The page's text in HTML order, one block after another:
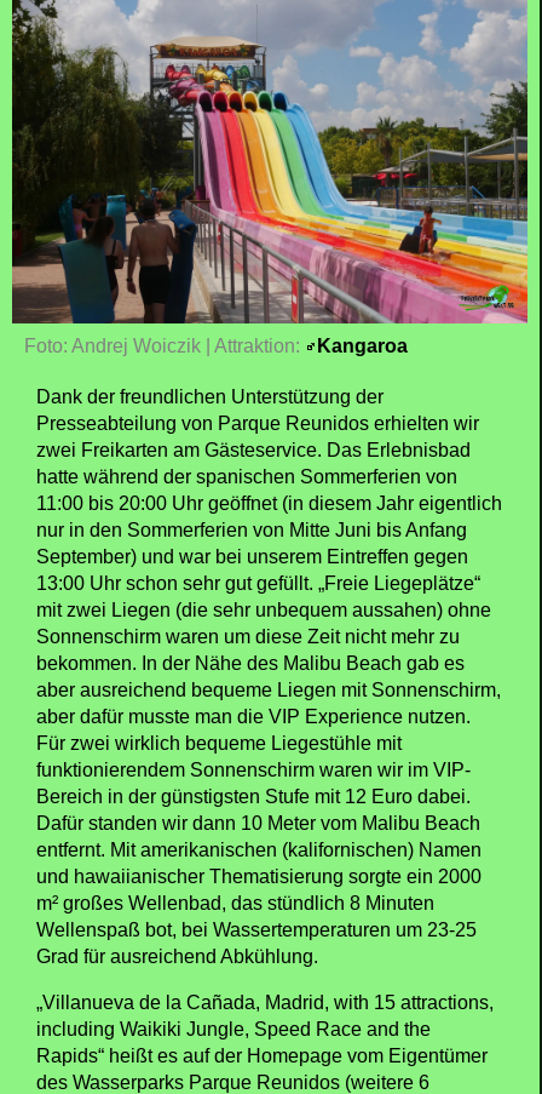
Foto: Andrej Woiczik | Attraktion: Kangaroa
Dank der freundlichen Unterstützung der
Presseabteilung von Parque Reunidos erhielten wir
zwei Freikarten am Gästeservice. Das Erlebnisbad
hatte während der spanischen Sommerferien von
11:00 bis 20:00 Uhr geöffnet (in diesem Jahr eigentlich
nur in den Sommerferien von Mitte Juni bis Anfang
September) und war bei unserem Eintreffen gegen
13:00 Uhr schon sehr gut gefüllt. „Freie Liegeplätze“
mit zwei Liegen (die sehr unbequem aussahen) ohne
Sonnenschirm waren um diese Zeit nicht mehr zu
bekommen. In der Nähe des Malibu Beach gab es
aber ausreichend bequeme Liegen mit Sonnenschirm,
aber dafür musste man die VIP Experience nutzen.
Für zwei wirklich bequeme Liegestühle mit
funktionierendem Sonnenschirm waren wir im VIP-
Bereich in der günstigsten Stufe mit 12 Euro dabei.
Dafür standen wir dann 10 Meter vom Malibu Beach
entfernt. Mit amerikanischen (kalifornischen) Namen
und hawaiianischer Thematisierung sorgte ein 2000
m² großes Wellenbad, das stündlich 8 Minuten
Wellenspaß bot, bei Wassertemperaturen um 23-25
Grad für ausreichend Abkühlung.
„Villanueva de la Cañada, Madrid, with 15 attractions,
including Waikiki Jungle, Speed Race and the
Rapids“ heißt es auf der Homepage vom Eigentümer
des Wasserparks Parque Reunidos (weitere 6